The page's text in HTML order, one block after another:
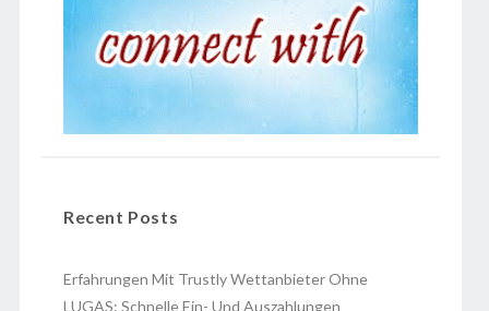
Recent Posts
Erfahrungen Mit Trustly Wettanbieter Ohne
LUGAS: Schnelle Ein- Und Auszahlungen